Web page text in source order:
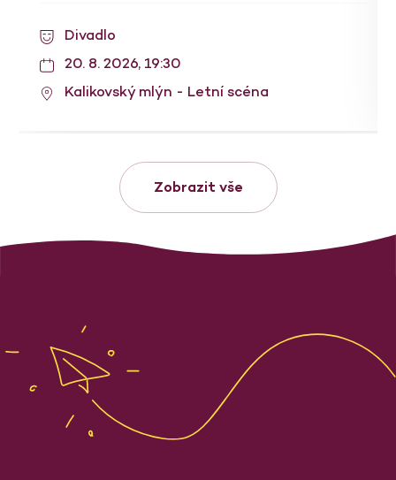
Divadlo
20. 8. 2026, 19:30
Kalikovský mlýn - Letní scéna
Zobrazit vše